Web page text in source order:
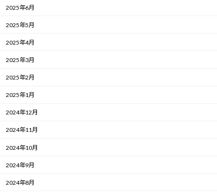
2025年6月
2025年5月
2025年4月
2025年3月
2025年2月
2025年1月
2024年12月
2024年11月
2024年10月
2024年9月
2024年8月